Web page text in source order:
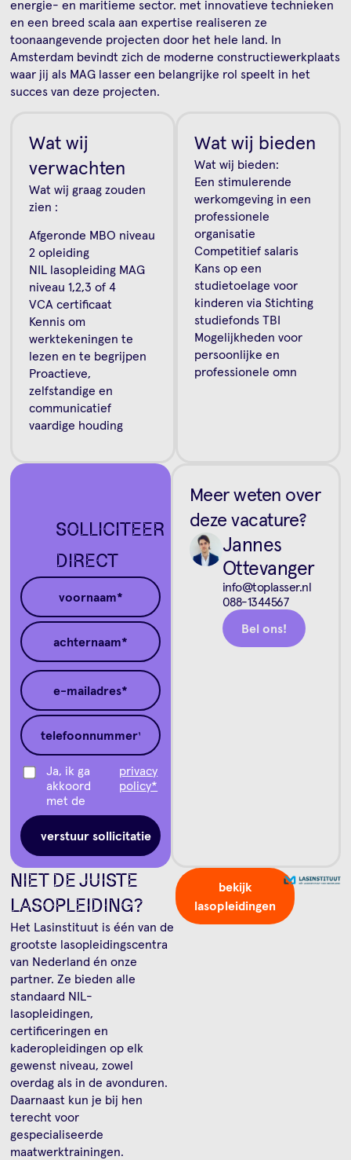
energie- en maritieme sector. met innovatieve technieken
en een breed scala aan expertise realiseren ze
toonaangevende projecten door het hele land. In
Amsterdam bevindt zich de moderne constructiewerkplaats
waar jij als MAG lasser een belangrijke rol speelt in het
succes van deze projecten.
Wat wij
verwachten
Wat wij graag zouden
zien :
Afgeronde MBO niveau
2 opleiding
NIL lasopleiding MAG
niveau 1,2,3 of 4
VCA certificaat
Kennis om
werktekeningen te
lezen en te begrijpen
Proactieve,
zelfstandige en
communicatief
vaardige houding
Wat wij bieden
Wat wij bieden:
Een stimulerende
werkomgeving in een
professionele
organisatie
Competitief salaris
Kans op een
studietoelage voor
kinderen via Stichting
studiefonds TBI
Mogelijkheden voor
persoonlijke en
professionele omn
SOLLICITEER
DIRECT
Ja, ik ga
akkoord
met de
privacy
policy*
Meer weten over
deze vacature?
Jannes
Ottevanger
info@toplasser.nl
088-1344567
Bel ons!
NIET DE JUISTE
LASOPLEIDING?
Het Lasinstituut is één van de
grootste lasopleidingscentra
van Nederland én onze
partner. Ze bieden alle
standaard NIL-
lasopleidingen,
certificeringen en
kaderopleidingen op elk
gewenst niveau, zowel
overdag als in de avonduren.
Daarnaast kun je bij hen
terecht voor
gespecialiseerde
maatwerktrainingen.
bekijk
lasopleidingen